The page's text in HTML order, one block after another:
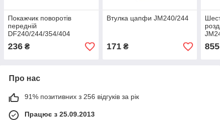
Покажчик поворотів
передній
DF240/244/354/404
236 ₴
Втулка цапфи JM240/244
171₴ 855
Про нас
91% позитивних з 256 відгуків за рік
Працює з 25.09.2013